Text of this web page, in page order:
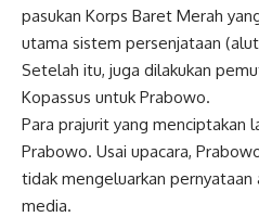
pasukan Korps Baret Merah
utama sistem persenjataan
Setelah itu, juga dilakukan
Kopassus untuk Prabowo.
Para prajurit yang menciptakan
Prabowo. Usai upacara,
tidak mengeluarkan pernyataan
media.